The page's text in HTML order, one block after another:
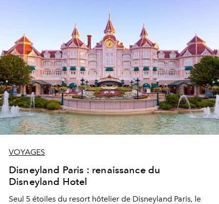
VOYAGES
Disneyland Paris : renaissance du
Disneyland Hotel
Seul 5 étoiles du resort hôtelier de Disneyland Paris, le